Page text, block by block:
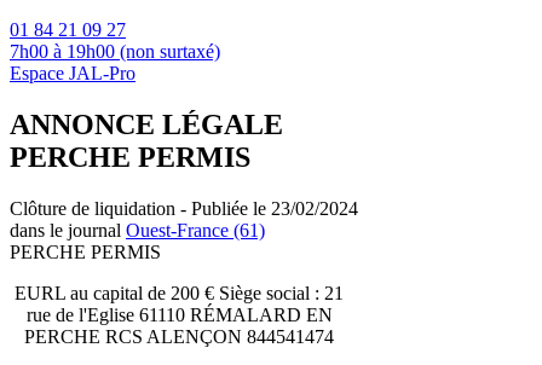
01 84 21 09 27
7h00 à 19h00 (non surtaxé)
Espace JAL-Pro
ANNONCE LÉGALE
PERCHE PERMIS
Clôture de liquidation - Publiée le 23/02/2024
dans le journal Ouest-France (61)
PERCHE PERMIS
EURL au capital de 200 € Siège social : 21
rue de l'Eglise 61110 RÉMALARD EN
PERCHE RCS ALENÇON 844541474